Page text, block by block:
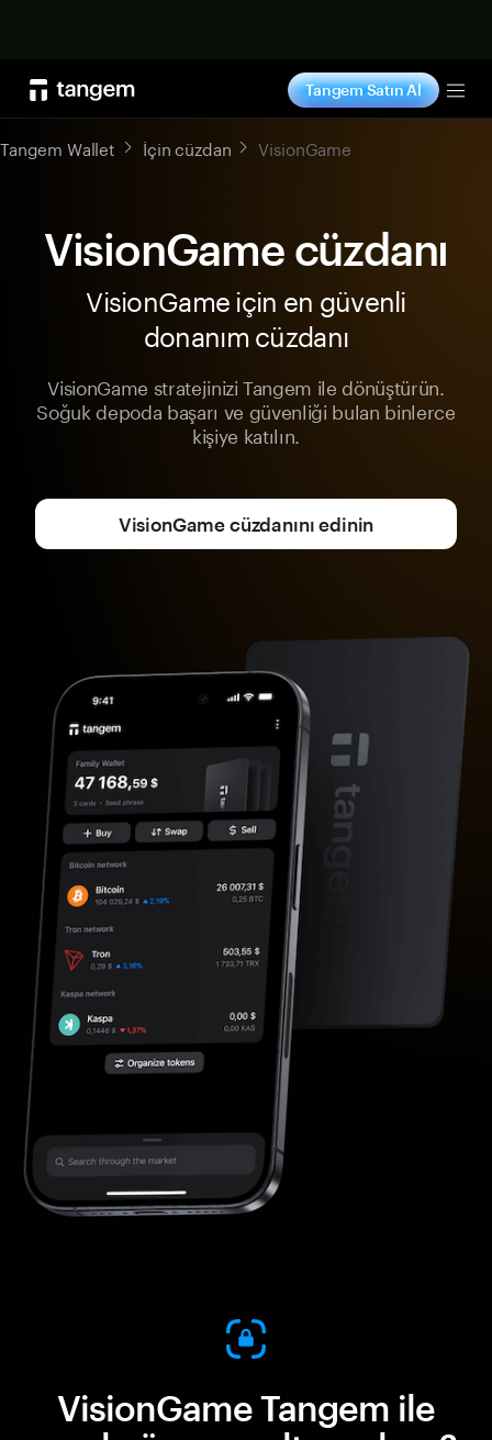
Tangem Satın Al
Tangem Wallet İçin cüzdan VisionGame
VisionGame cüzdanı
VisionGame için en güvenli
donanım cüzdanı
VisionGame stratejinizi Tangem ile dönüştürün.
Soğuk depoda başarı ve güvenliği bulan binlerce
kişiye katılın.
VisionGame cüzdanını edinin
VisionGame Tangem ile